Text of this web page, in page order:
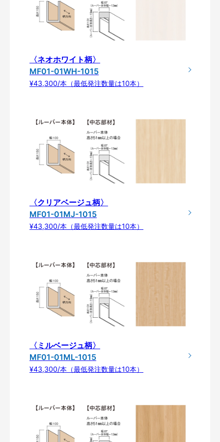
〈ネオホワイト柄〉
MF01-01WH-1015
¥43,300/本（最低発注数量は10本）
〈クリアベージュ柄〉
MF01-01MJ-1015
¥43,300/本（最低発注数量は10本）
〈ミルベージュ柄〉
MF01-01ML-1015
¥43,300/本（最低発注数量は10本）